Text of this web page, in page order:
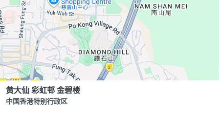
黄大仙 彩虹邨 金碧楼
中国香港特别行政区